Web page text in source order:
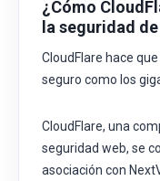
¿Cómo
la seguridad
CloudFlare hace
seguro como los
CloudFlare, una
seguridad web, se
asociación con